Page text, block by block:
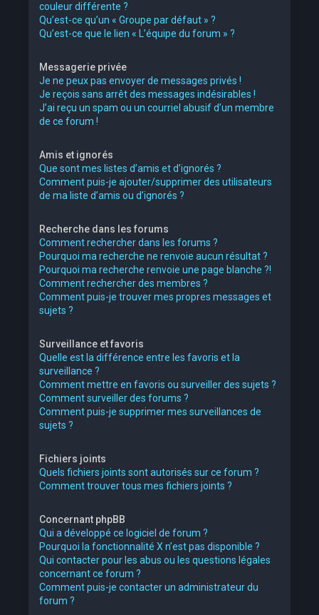
couleur différente ?
Qu’est-ce qu’un « Groupe par défaut » ?
Qu’est-ce que le lien « L’équipe du forum » ?
Messagerie privée
Je ne peux pas envoyer de messages privés !
Je reçois sans arrêt des messages indésirables !
J’ai reçu un spam ou un courriel abusif d’un membre
de ce forum !
Amis et ignorés
Que sont mes listes d’amis et d’ignorés ?
Comment puis-je ajouter/supprimer des utilisateurs
de ma liste d’amis ou d’ignorés ?
Recherche dans les forums
Comment rechercher dans les forums ?
Pourquoi ma recherche ne renvoie aucun résultat ?
Pourquoi ma recherche renvoie une page blanche ?!
Comment rechercher des membres ?
Comment puis-je trouver mes propres messages et
sujets ?
Surveillance et favoris
Quelle est la différence entre les favoris et la
surveillance ?
Comment mettre en favoris ou surveiller des sujets ?
Comment surveiller des forums ?
Comment puis-je supprimer mes surveillances de
sujets ?
Fichiers joints
Quels fichiers joints sont autorisés sur ce forum ?
Comment trouver tous mes fichiers joints ?
Concernant phpBB
Qui a développé ce logiciel de forum ?
Pourquoi la fonctionnalité X n’est pas disponible ?
Qui contacter pour les abus ou les questions légales
concernant ce forum ?
Comment puis-je contacter un administrateur du
forum ?